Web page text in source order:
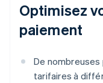
Optimisez
paiement
De
tarifaires à